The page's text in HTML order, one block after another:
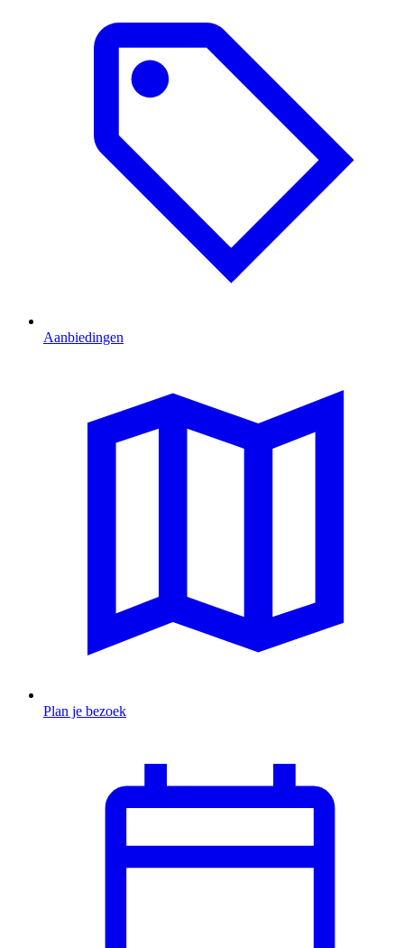
Aanbiedingen
Plan je bezoek